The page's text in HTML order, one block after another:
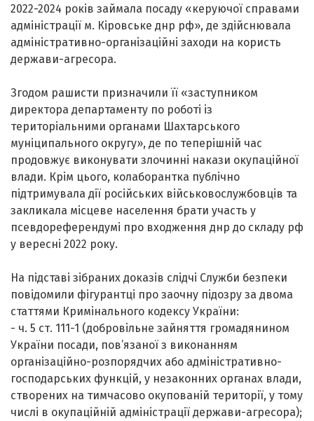
2022-2024 років займала посаду «керуючої справами
адміністрації м. Кіровське днр рф», де здійснювала
адміністративно-організаційні заходи на користь
держави-агресора.
Згодом рашисти призначили її «заступником
директора департаменту по роботі із
територіальними органами Шахтарського
муніципального округу», де по теперішній час
продовжує виконувати злочинні накази окупаційної
влади. Крім цього, колаборантка публічно
підтримувала дії російських військовослужбовців та
закликала місцеве населення брати участь у
псевдореферендумі про входження днр до складу рф
у вересні 2022 року.
На підставі зібраних доказів слідчі Служби безпеки
повідомили фігурантці про заочну підозру за двома
статтями Кримінального кодексу України:
- ч. 5 ст. 111-1 (добровільне зайняття громадянином
України посади, пов’язаної з виконанням
організаційно-розпорядчих або адміністративно-
господарських функцій, у незаконних органах влади,
створених на тимчасово окупованій території, у тому
числі в окупаційній адміністрації держави-агресора);